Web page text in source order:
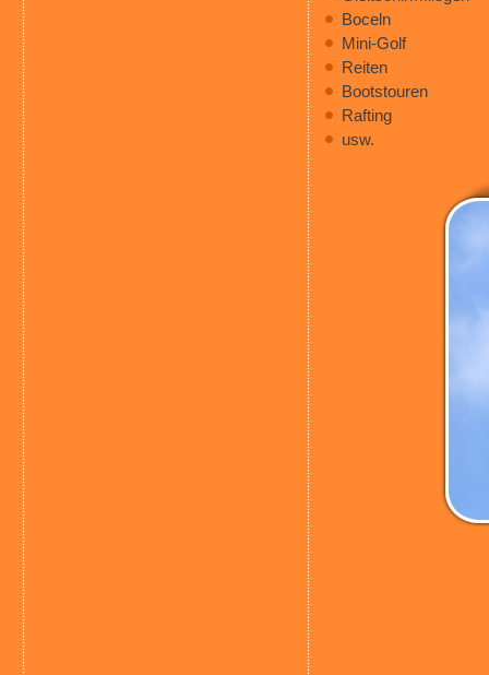
Boceln
Mini-Golf
Reiten
Bootstouren
Rafting
usw.